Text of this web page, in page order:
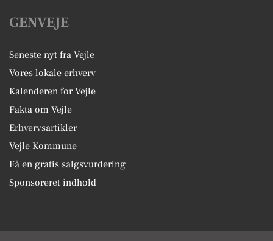
GENVEJE
Seneste nyt fra Vejle
Vores lokale erhverv
Kalenderen for Vejle
Fakta om Vejle
Erhvervsartikler
Vejle Kommune
Få en gratis salgsvurdering
Sponsoreret indhold